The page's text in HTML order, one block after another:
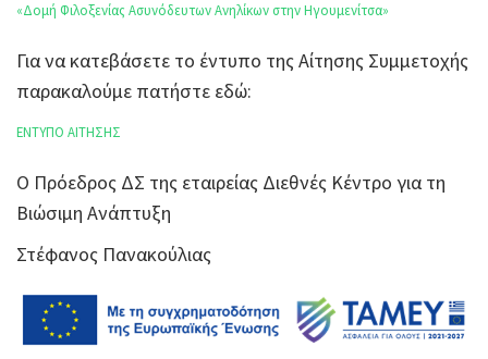
«Δομή Φιλοξενίας Ασυνόδευτων Ανηλίκων στην Ηγουμενίτσα»
Για να κατεβάσετε το έντυπο της Αίτησης Συμμετοχής
παρακαλούμε πατήστε εδώ:
ΕΝΤΥΠΟ ΑΙΤΗΣΗΣ
Ο Πρόεδρος ΔΣ της εταιρείας Διεθνές Κέντρο για τη
Βιώσιμη Ανάπτυξη
Στέφανος Πανακούλιας